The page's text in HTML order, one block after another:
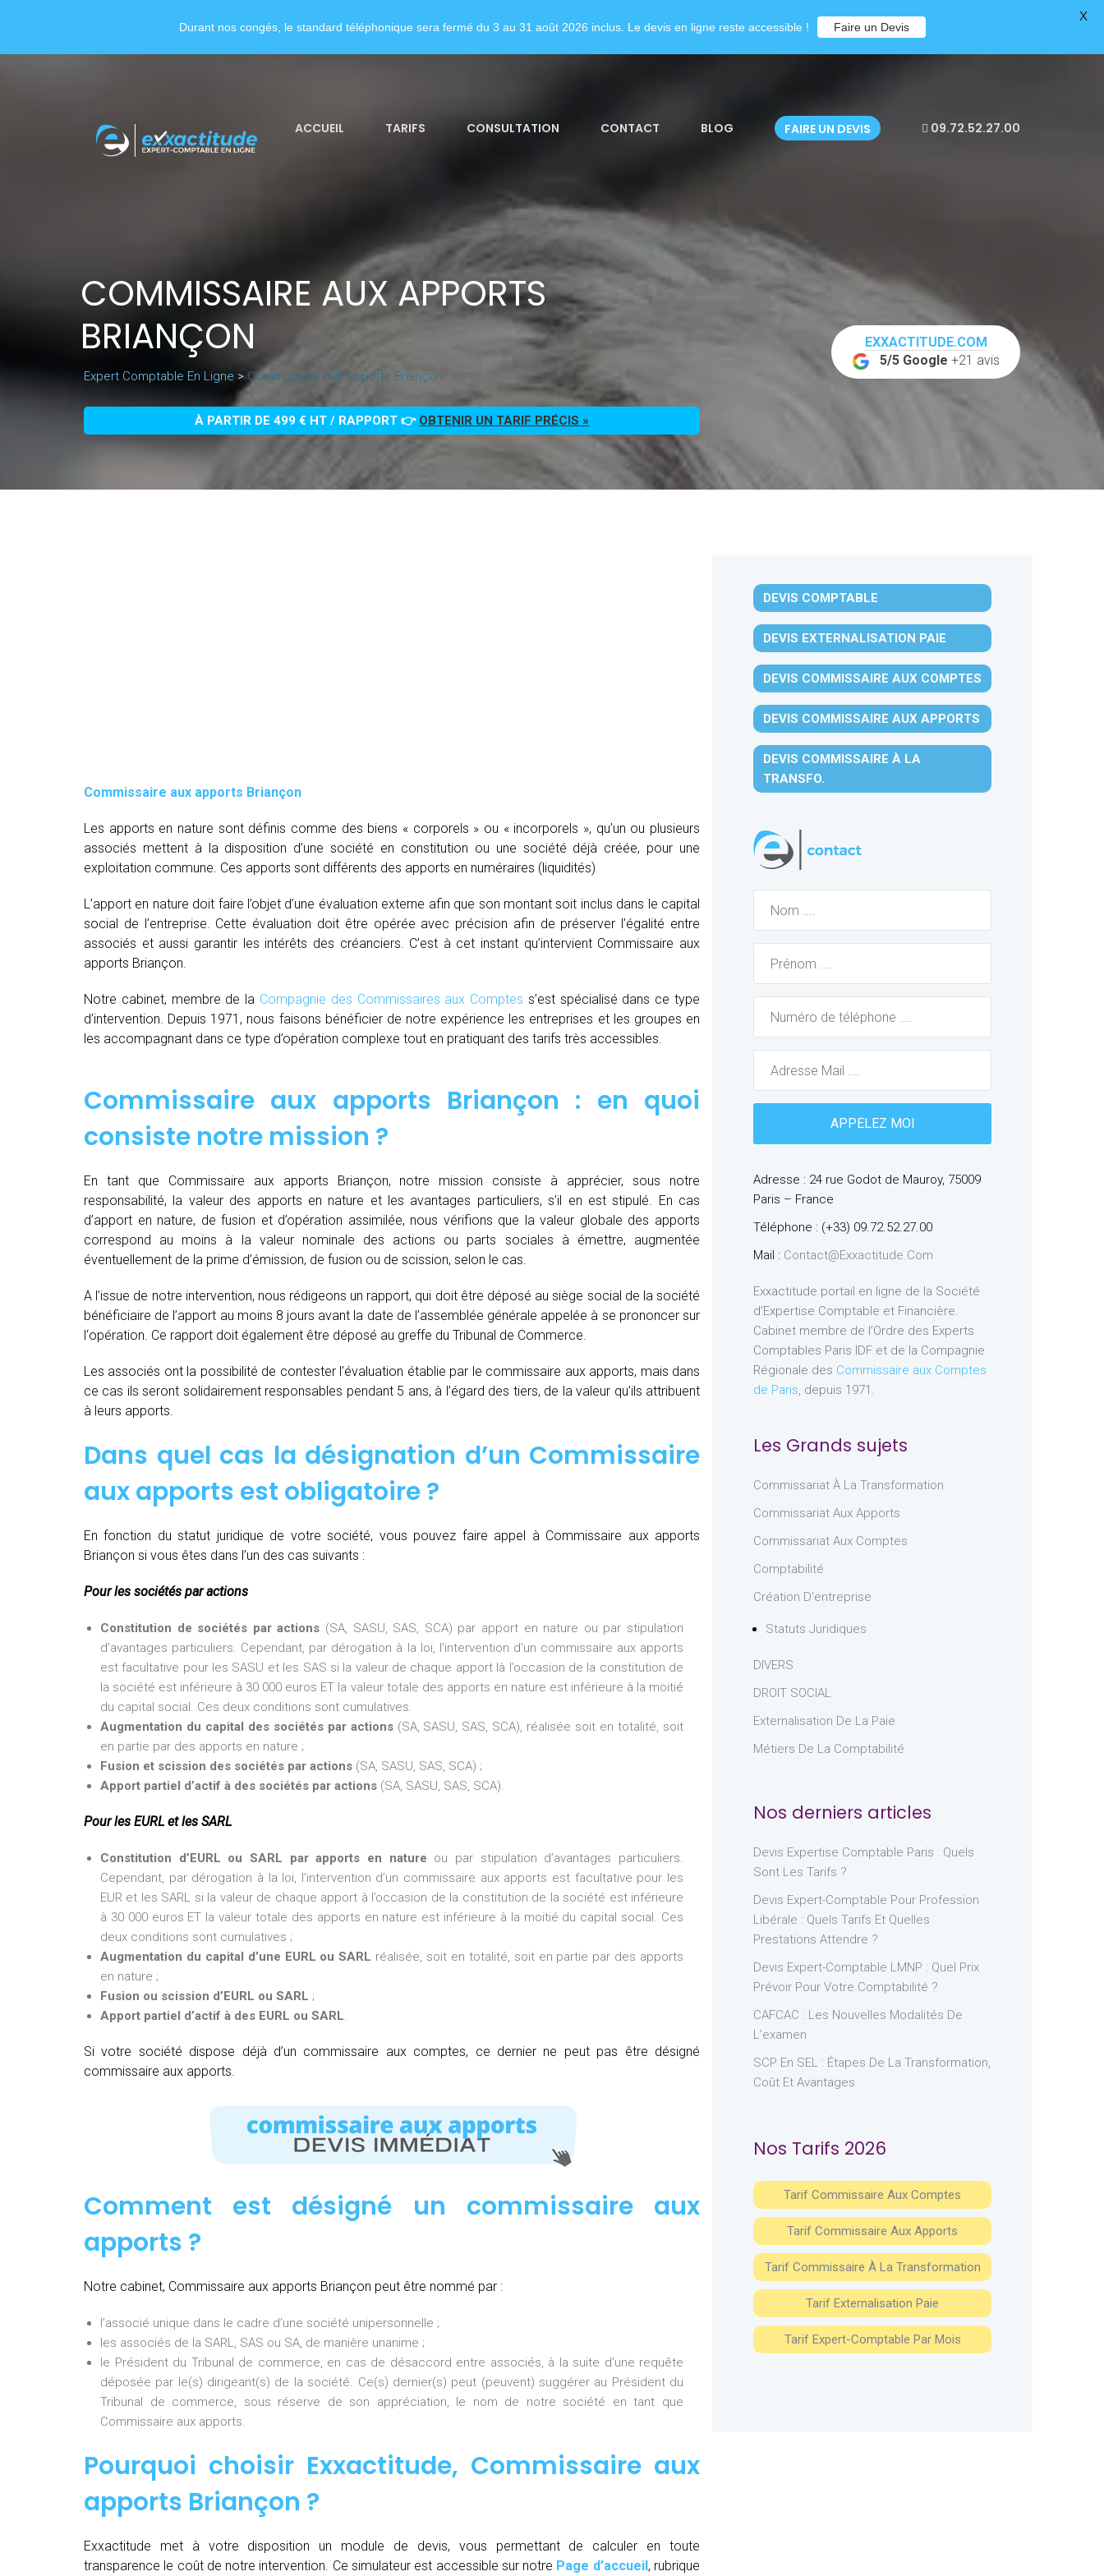
ACCUEIL TARIFS CONSULTATION CONTACT BLOG FAIRE UN DEVIS 09.72.52.27.00
COMMISSAIRE AUX APPORTS
BRIANÇON
Expert Comptable En Ligne > Commissaire Aux Apports Briançon
À PARTIR DE 499 € HT / RAPPORT 👉 OBTENIR UN TARIF PRÉCIS »
EXXACTITUDE.COM
5/5 Google +21 avis
Commissaire aux apports Briançon
Les apports en nature sont définis comme des biens « corporels » ou « incorporels », qu’un ou plusieurs
associés mettent à la disposition d’une société en constitution ou une société déjà créée, pour une
exploitation commune. Ces apports sont différents des apports en numéraires (liquidités)
L’apport en nature doit faire l’objet d’une évaluation externe afin que son montant soit inclus dans le capital
social de l’entreprise. Cette évaluation doit être opérée avec précision afin de préserver l’égalité entre
associés et aussi garantir les intérêts des créanciers. C’est à cet instant qu’intervient Commissaire aux
apports Briançon.
Notre cabinet, membre de la Compagnie des Commissaires aux Comptes s’est spécialisé dans ce type
d’intervention. Depuis 1971, nous faisons bénéficier de notre expérience les entreprises et les groupes en
les accompagnant dans ce type d’opération complexe tout en pratiquant des tarifs très accessibles.
Commissaire aux apports Briançon : en quoi
consiste notre mission ?
En tant que Commissaire aux apports Briançon, notre mission consiste à apprécier, sous notre
responsabilité, la valeur des apports en nature et les avantages particuliers, s’il en est stipulé. En cas
d’apport en nature, de fusion et d’opération assimilée, nous vérifions que la valeur globale des apports
correspond au moins à la valeur nominale des actions ou parts sociales à émettre, augmentée
éventuellement de la prime d’émission, de fusion ou de scission, selon le cas.
A l’issue de notre intervention, nous rédigeons un rapport, qui doit être déposé au siège social de la société
bénéficiaire de l’apport au moins 8 jours avant la date de l’assemblée générale appelée à se prononcer sur
l‘opération. Ce rapport doit également être déposé au greffe du Tribunal de Commerce.
Les associés ont la possibilité de contester l’évaluation établie par le commissaire aux apports, mais dans
ce cas ils seront solidairement responsables pendant 5 ans, à l’égard des tiers, de la valeur qu’ils attribuent
à leurs apports.
Dans quel cas la désignation d’un Commissaire
aux apports est obligatoire ?
En fonction du statut juridique de votre société, vous pouvez faire appel à Commissaire aux apports
Briançon si vous êtes dans l’un des cas suivants :
Pour les sociétés par actions
Constitution de sociétés par actions (SA, SASU, SAS, SCA) par apport en nature ou par stipulation
d’avantages particuliers. Cependant, par dérogation à la loi, l’intervention d’un commissaire aux apports
est facultative pour les SASU et les SAS si la valeur de chaque apport là l’occasion de la constitution de
la société est inférieure à 30 000 euros ET la valeur totale des apports en nature est inférieure à la moitié
du capital social. Ces deux conditions sont cumulatives.
Augmentation du capital des sociétés par actions(SA, SASU, SAS, SCA), réalisée soit en totalité, soit
en partie par des apports en nature ;
Fusion et scission des sociétés par actions (SA, SASU, SAS, SCA) ;
Apport partiel d’actif à des sociétés par actions (SA, SASU, SAS, SCA).
Pour les EURL et les SARL
Constitution d’EURL ou SARL par apports en nature ou par stipulation d’avantages particuliers.
Cependant, par dérogation à la loi, l’intervention d’un commissaire aux apports est facultative pour les
EUR et les SARL si la valeur de chaque apport à l’occasion de la constitution de la société est inférieure
à 30 000 euros ET la valeur totale des apports en nature est inférieure à la moitié du capital social. Ces
deux conditions sont cumulatives ;
Augmentation du capital d’une EURL ou SARL réalisée, soit en totalité, soit en partie par des apports
en nature ;
Fusion ou scission d’EURL ou SARL ;
Apport partiel d’actif à des EURL ou SARL.
Si votre société dispose déjà d’un commissaire aux comptes, ce dernier ne peut pas être désigné
commissaire aux apports.
Comment est désigné un commissaire aux
apports ?
Notre cabinet, Commissaire aux apports Briançon peut être nommé par :
l’associé unique dans le cadre d’une société unipersonnelle ;
les associés de la SARL, SAS ou SA, de manière unanime ;
le Président du Tribunal de commerce, en cas de désaccord entre associés, à la suite d’une requête
déposée par le(s) dirigeant(s) de la société. Ce(s) dernier(s) peut (peuvent) suggérer au Président du
Tribunal de commerce, sous réserve de son appréciation, le nom de notre société en tant que
Commissaire aux apports.
Pourquoi choisir Exxactitude, Commissaire aux
apports Briançon ?
Exxactitude met à votre disposition un module de devis, vous permettant de calculer en toute
transparence le coût de notre intervention. Ce simulateur est accessible sur notre Page d’accueil, rubrique
DEVIS COMPTABLE
DEVIS EXTERNALISATION PAIE
DEVIS COMMISSAIRE AUX COMPTES
DEVIS COMMISSAIRE AUX APPORTS
DEVIS COMMISSAIRE À LA
TRANSFO.
Adresse : 24 rue Godot de Mauroy, 75009
Paris – France
Téléphone : (+33) 09.72.52.27.00
Mail : Contact@exxactitude.com
Exxactitude portail en ligne de la Société
d’Expertise Comptable et Financière.
Cabinet membre de l’Ordre des Experts
Comptables Paris IDF et de la Compagnie
Régionale des Commissaire aux Comptes
de Paris, depuis 1971.
Les Grands sujets
Commissariat À La Transformation
Commissariat Aux Apports
Commissariat Aux Comptes
Comptabilité
Création D'entreprise
Statuts Juridiques
DIVERS
DROIT SOCIAL
Externalisation De La Paie
Métiers De La Comptabilité
Nos derniers articles
Devis Expertise Comptable Paris : Quels
Sont Les Tarifs ?
Devis Expert-Comptable Pour Profession
Libérale : Quels Tarifs Et Quelles
Prestations Attendre ?
Devis Expert-Comptable LMNP : Quel Prix
Prévoir Pour Votre Comptabilité ?
CAFCAC : Les Nouvelles Modalités De
L’examen
SCP En SEL : Étapes De La Transformation,
Coût Et Avantages
Nos Tarifs 2026
Tarif Commissaire Aux Comptes
Tarif Commissaire Aux Apports
Tarif Commissaire À La Transformation
Tarif Externalisation Paie
Tarif Expert-Comptable Par Mois
Durant nos congés, le standard téléphonique sera fermé du 3 au 31 août 2026 inclus. Le devis en ligne reste accessible ! Faire un Devis
X